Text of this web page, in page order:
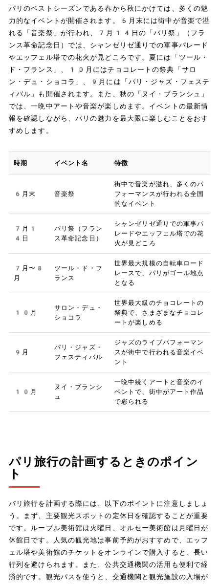
パリのベストシーズンである春から秋にかけては、多くの魅
力的なイベントが開催されます。6月末には街中が音楽で溢
れる「音楽祭」が行われ、7月14日の「パリ祭」（フラ
ンス革命記念日）では、シャンゼリゼ通りでの軍事パレード
やエッフェル塔での花火が見どころです。夏には「ツール・
ド・フランス」、10月にはチョコレートの祭典「サロ
ン・デュ・ショコラ」、9月には「パリ・ジャズ・フェステ
ィバル」も開催されます。また、秋の「ヌイ・ブランシュ」
では、一晩中アートや音楽が楽しめます。イベントの最新情
報を確認しながら、パリの魅力を最大限に楽しむことをおす
すめします。
時期 イベント名 特徴
6月末 音楽祭
街中で音楽が溢れ、多くのパ
フォーマンスが行われる全国
的なイベント
7月1
4日
パリ祭（フラン
ス革命記念日）
シャンゼリゼ通りでの軍事パ
レードやエッフェル塔での花
火が見どころ
7月〜8
月
ツール・ド・フ
ランス
世界最大規模の自転車ロード
レースで、パリがゴール地点
となる
10月
サロン・デュ・
ショコラ
世界最大級のチョコレートの
祭典で、さまざまなチョコレ
ートが楽しめる
9月
パリ・ジャズ・
フェスティバル
ジャズのライブパフォーマン
スが街中で行われる音楽イベ
ント
10月
ヌイ・ブランシ
ュ
一晩中続くアートと音楽のイ
ベントで、街中がアート作品
で彩られる
パリ旅行の計画するときのポイン
ト
パリ旅行を計画する際には、以下のポイントに注意しましょ
う。まず、主要観光スポットの定休日を確認することが重要
です。ルーブル美術館は火曜日、オルセー美術館は月曜日が
休館日です。人気の観光地は事前予約がおすすめで、エッフ
ェル塔や美術館のチケットをオンラインで購入すると、長い
行列を避けられます。また、公共交通機関の活用も便利で経
済的です。観光パスを使うと、交通機関と観光施設の入場が